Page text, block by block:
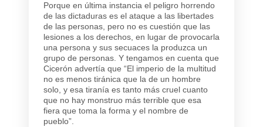
Porque en última instancia el peligro horrendo
de las dictaduras es el ataque a las libertades
de las personas, pero no es cuestión que las
lesiones a los derechos, en lugar de provocarla
una persona y sus secuaces la produzca un
grupo de personas. Y tengamos en cuenta que
Cicerón advertía que “El imperio de la multitud
no es menos tiránica que la de un hombre
solo, y esa tiranía es tanto más cruel cuanto
que no hay monstruo más terrible que esa
fiera que toma la forma y el nombre de
pueblo”.